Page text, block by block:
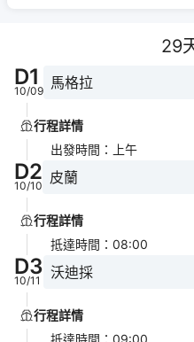
29
D1
10/09 馬格拉
行程詳情
出發時間 ： 上午
D2
10/10 皮蘭
行程詳情
抵達時間 ： 08:00
D3
10/11 沃迪採
行程詳情
抵達時間 ： 09:00